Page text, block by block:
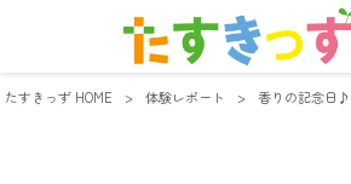
たすきっず HOME > 体験レポート > 香りの記念日♪